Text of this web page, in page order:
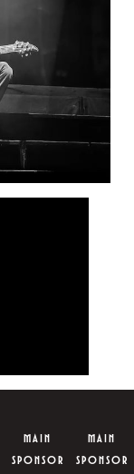
MAIN
SPONSOR
MAIN
SPONSOR